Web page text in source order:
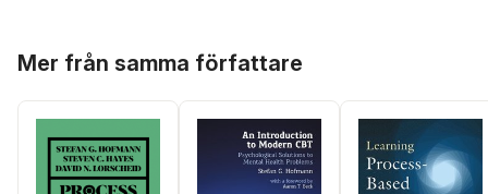
Mer från samma författare